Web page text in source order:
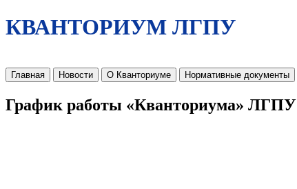
КВАНТОРИУМ ЛГПУ
Главная Новости О Кванториуме Нормативные документы
График работы «Кванториума» ЛГПУ